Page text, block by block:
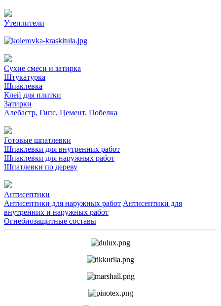
Утеплители
Сухие смеси и затирка
Штукатурка
Шпаклевка
Клей для плитки
Затирки
Алебастр, Гипс, Цемент, Побелка
Готовые шпатлевки
Шпаклевки для внутренних работ
Шпаклевки для наружных работ
Шпатлевки по дереву
Антисептики
Антисептики для наружных работ Антисептики для
внутренних и наружных работ
Огнебиозащитные составы